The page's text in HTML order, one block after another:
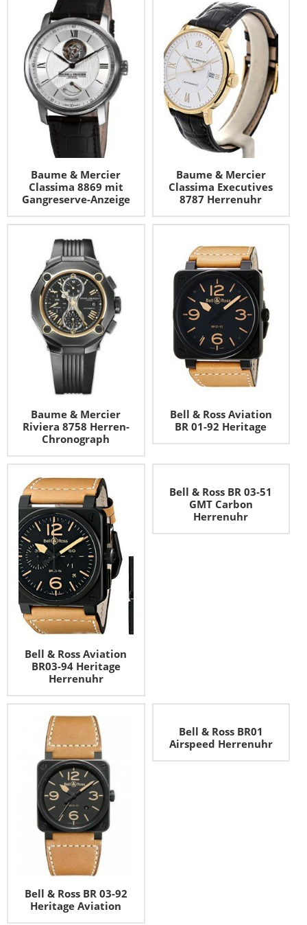
Baume & Mercier
Classima 8869 mit
Gangreserve-Anzeige
Baume & Mercier
Classima Executives
8787 Herrenuhr
Baume & Mercier
Riviera 8758 Herren-
Chronograph
Bell & Ross Aviation
BR 01-92 Heritage
Bell & Ross Aviation
BR03-94 Heritage
Herrenuhr
Bell & Ross BR 03-51
GMT Carbon
Herrenuhr
Bell & Ross BR 03-92
Heritage Aviation
Bell & Ross BR01
Airspeed Herrenuhr